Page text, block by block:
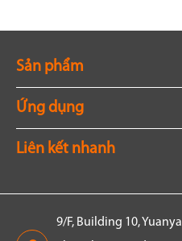
Sản phẩm
Ứng dụng
Liên kết nhanh
9/F, Building 10,